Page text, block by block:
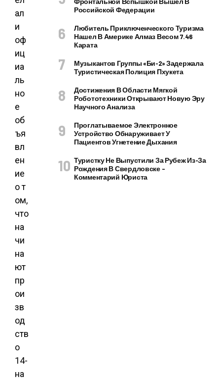
ал
и
оф
иц
иа
ль
но
е
об
ъя
вл
ен
ие
о т
ом,
что
на
чи
на
ют
пр
ои
зв
од
ств
о
14-
на
Российской Федерации
Любитель Приключенческого Туризма
Нашел В Америке Алмаз Весом 7.46
Карата
Музыкантов Группы «Би-2» Задержала
Туристическая Полиция Пхукета
Достижения В Области Мягкой
Робототехники Открывают Новую Эру
Научного Анализа
Проглатываемое Электронное
Устройство Обнаруживает У
Пациентов Угнетение Дыхания
Туристку Не Выпустили За Рубеж Из-За
Рождения В Свердловске –
Комментарий Юриста